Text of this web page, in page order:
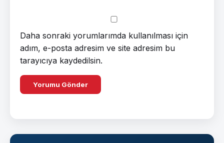
Daha sonraki yorumlarımda kullanılması için
adım, e-posta adresim ve site adresim bu
tarayıcıya kaydedilsin.